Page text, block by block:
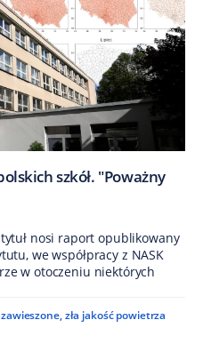
szkół. "Poważny
nosi raport opublikowany
we współpracy z NASK
w otoczeniu niektórych
zawieszone,zła jakość powietrza